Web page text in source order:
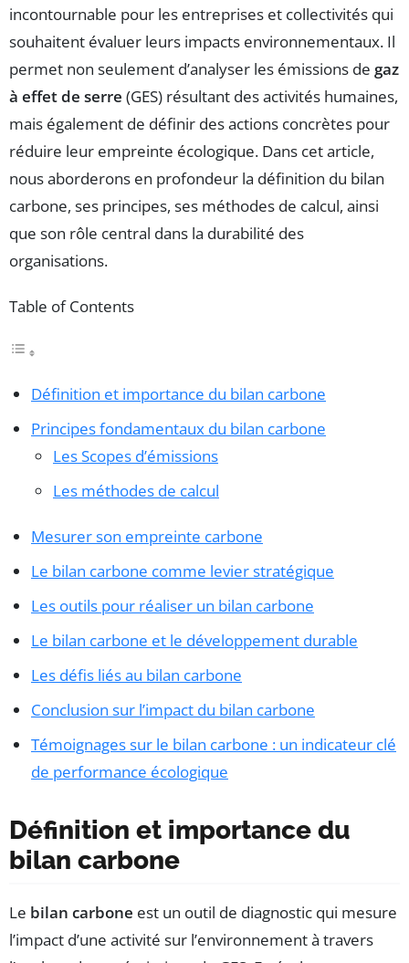
incontournable pour les entreprises et collectivités qui
souhaitent évaluer leurs impacts environnementaux. Il
permet non seulement d’analyser les émissions de gaz
à effet de serre (GES) résultant des activités humaines,
mais également de définir des actions concrètes pour
réduire leur empreinte écologique. Dans cet article,
nous aborderons en profondeur la définition du bilan
carbone, ses principes, ses méthodes de calcul, ainsi
que son rôle central dans la durabilité des
organisations.
Table of Contents
Définition et importance du bilan carbone
Principes fondamentaux du bilan carbone
Les Scopes d’émissions
Les méthodes de calcul
Mesurer son empreinte carbone
Le bilan carbone comme levier stratégique
Les outils pour réaliser un bilan carbone
Le bilan carbone et le développement durable
Les défis liés au bilan carbone
Conclusion sur l’impact du bilan carbone
Témoignages sur le bilan carbone : un indicateur clé
de performance écologique
Définition et importance du
bilan carbone
Le bilan carbone est un outil de diagnostic qui mesure
l’impact d’une activité sur l’environnement à travers